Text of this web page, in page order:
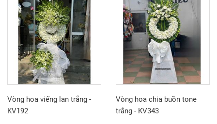
Vòng hoa viếng lan trắng -
KV192
Vòng hoa chia buồn tone
trắng - KV343